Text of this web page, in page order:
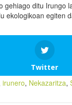
gehiago ditu Irungo
ekologikoan egiten
Twitter
irunero, Nekazaritza,